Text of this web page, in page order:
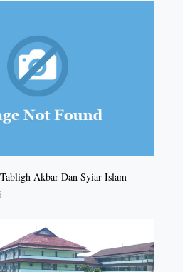
Akbar Dan Syiar Islam